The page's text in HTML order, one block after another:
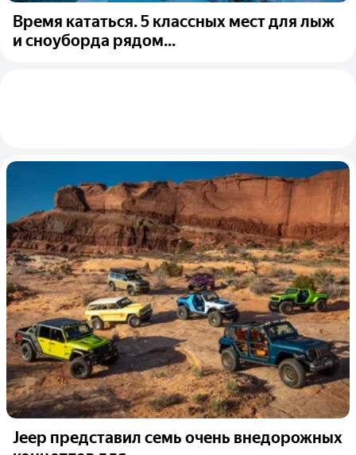
Время кататься. 5 классных мест для лыж
и сноуборда рядом...
Jeep представил семь очень внедорожных